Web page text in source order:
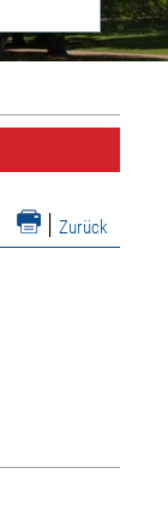
| Zurück